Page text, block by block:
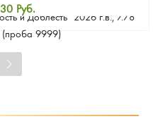
и Доблесть" 2026 г.в., 7.78
(проба 9999)
Руб.
цена